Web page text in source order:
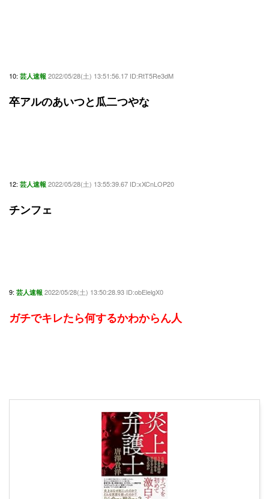
10: 芸人速報 2022/05/28(土) 13:51:56.17 ID:RtT5Re3dM
卒アルのあいつと瓜二つやな
12: 芸人速報 2022/05/28(土) 13:55:39.67 ID:xXCnLOP20
チンフェ
9: 芸人速報 2022/05/28(土) 13:50:28.93 ID:obElelgX0
ガチでキレたら何するかわからん人